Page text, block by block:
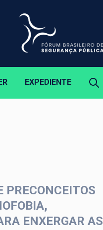
EXPEDIENTE
PRECONCEITOS
ENXERGAR AS